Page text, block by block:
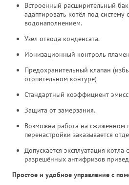
Встроенный расширительный
адаптировать котёл под
водонаполнением.
Узел отвода конденсата.
Ионизационный контроль
Предохранительный клапан
отопительном контуре)
Стандартный коэффициент
Защита от замерзания.
Возможна работа на сжиженном
перенастройки заказывается
Допускается эксплуатация
разрешённых антифризов
Простое и удобное управление с